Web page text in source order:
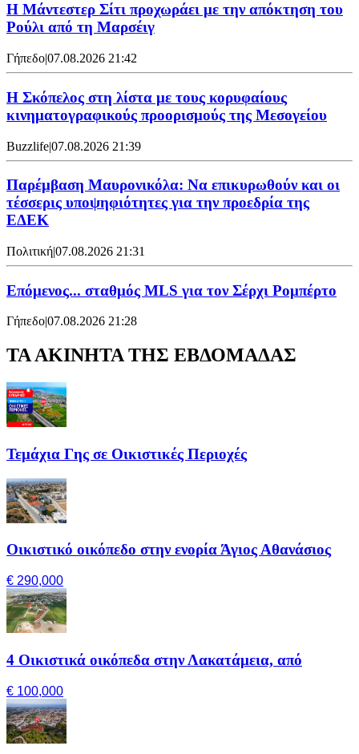
Η Μάντεστερ Σίτι προχωράει με την απόκτηση του
Ρούλι από τη Μαρσέιγ
Γήπεδο|07.08.2026 21:42
Η Σκόπελος στη λίστα με τους κορυφαίους
κινηματογραφικούς προορισμούς της Μεσογείου
Buzzlife|07.08.2026 21:39
Παρέμβαση Μαυρονικόλα: Να επικυρωθούν και οι
τέσσερις υποψηφιότητες για την προεδρία της
ΕΔΕΚ
Πολιτική|07.08.2026 21:31
Επόμενος... σταθμός MLS για τον Σέρχι Ρομπέρτο
Γήπεδο|07.08.2026 21:28
ΤΑ ΑΚΙΝΗΤΑ ΤΗΣ ΕΒΔΟΜΑΔΑΣ
Τεμάχια Γης σε Οικιστικές Περιοχές
Οικιστικό οικόπεδο στην ενορία Άγιος Αθανάσιος
€ 290,000
4 Οικιστικά οικόπεδα στην Λακατάμεια, από
€ 100,000